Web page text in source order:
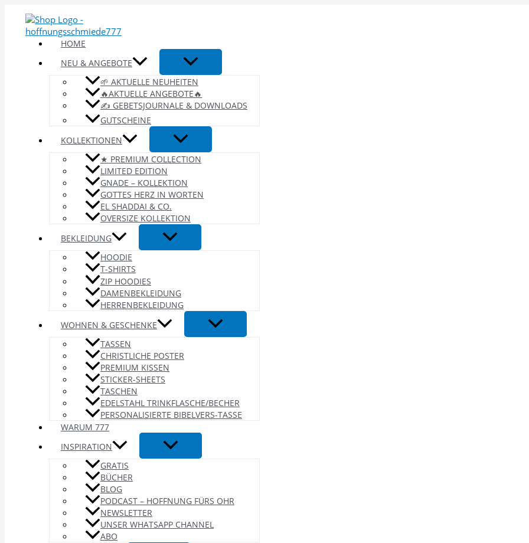
Inhalt
springen
HOME
NEU & ANGEBOTE
🌱 AKTUELLE NEUHEITEN
🔥AKTUELLE ANGEBOTE🔥
✍️ GEBETSJOURNALE & DOWNLOADS
GUTSCHEINE
KOLLEKTIONEN
★ PREMIUM COLLECTION
LIMITED EDITION
GNADE – KOLLEKTION
GOTTES HERZ IN WORTEN
EL SHADDAI & CO.
OVERSIZE KOLLEKTION
BEKLEIDUNG
HOODIE
T-SHIRTS
ZIP HOODIES
DAMENBEKLEIDUNG
HERRENBEKLEIDUNG
WOHNEN & GESCHENKE
TASSEN
CHRISTLICHE POSTER
PREMIUM KISSEN
STICKER-SHEETS
TASCHEN
EDELSTAHL TRINKFLASCHE/BECHER
PERSONALISIERTE BIBELVERS-TASSE
WARUM 777
INSPIRATION
GRATIS
BÜCHER
BLOG
PODCAST – HOFFNUNG FÜRS OHR
NEWSLETTER
UNSER WHATSAPP CHANNEL
ABO